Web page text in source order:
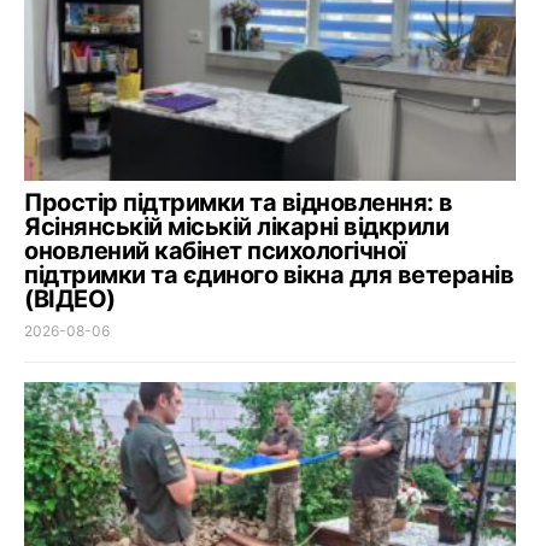
Простір підтримки та відновлення: в
Ясінянській міській лікарні відкрили
оновлений кабінет психологічної
підтримки та єдиного вікна для ветеранів
(ВІДЕО)
2026-08-06